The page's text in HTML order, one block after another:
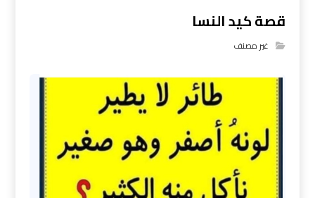
قصة كيد النسا
غير مصنف